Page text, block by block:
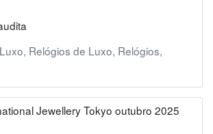
Luxo, Relógios de Luxo, Relógios,